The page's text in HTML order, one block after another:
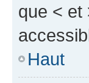
que < et
Haut